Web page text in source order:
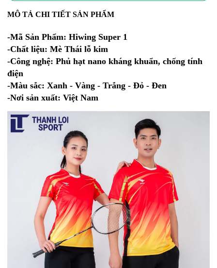
MÔ TẢ CHI TIẾT SẢN PHẨM
-Mã Sản Phẩm: Hiwing Super 1
-Chất liệu: Mè Thái lỗ kim
-Công nghệ: Phủ hạt nano kháng khuẩn, chống tính
điện
-Màu sắc: Xanh - Vàng - Trắng - Đỏ - Đen
-Nơi sản xuất: Việt Nam